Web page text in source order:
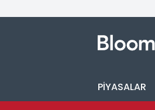
PİYASALAR